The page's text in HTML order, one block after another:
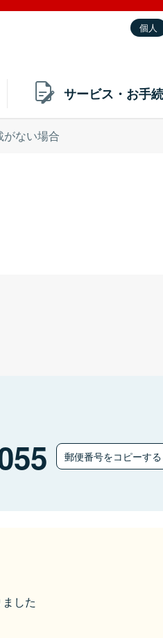
個人
サービス・お手
がない場合
郵便番号をコピーする
した